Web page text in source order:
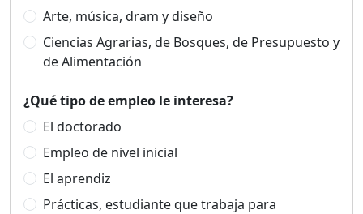
Arte, música, dram y diseño
Ciencias Agrarias, de Bosques, de Presupuesto y
de Alimentación
¿Qué tipo de empleo le interesa?
El doctorado
Empleo de nivel inicial
El aprendiz
Prácticas, estudiante que trabaja para